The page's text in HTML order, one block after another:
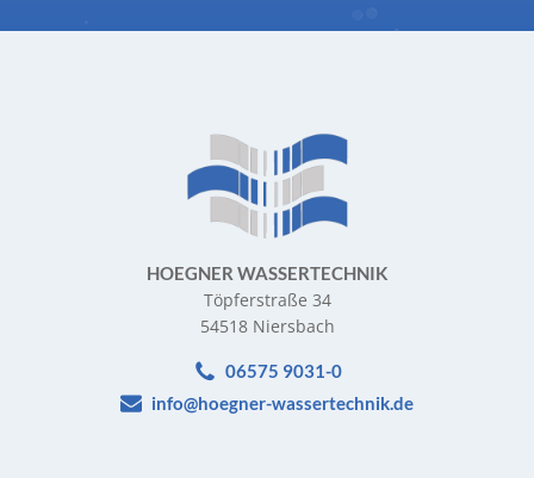
HOEGNER WASSERTECHNIK
Töpferstraße 34
54518 Niersbach
06575 9031-0
info@hoegner-wassertechnik.de